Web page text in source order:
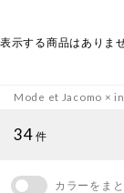
表示する商品はありま
Mode et Jacomo ×
34 件
カラーをま